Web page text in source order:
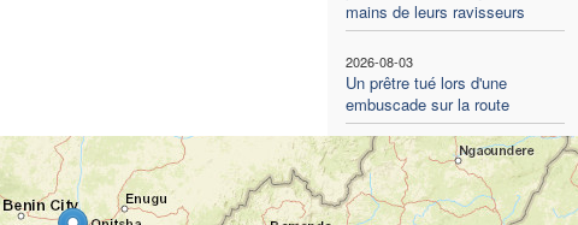
mains de leurs ravisseurs
2026-08-03
Un prêtre tué lors d'une
embuscade sur la route